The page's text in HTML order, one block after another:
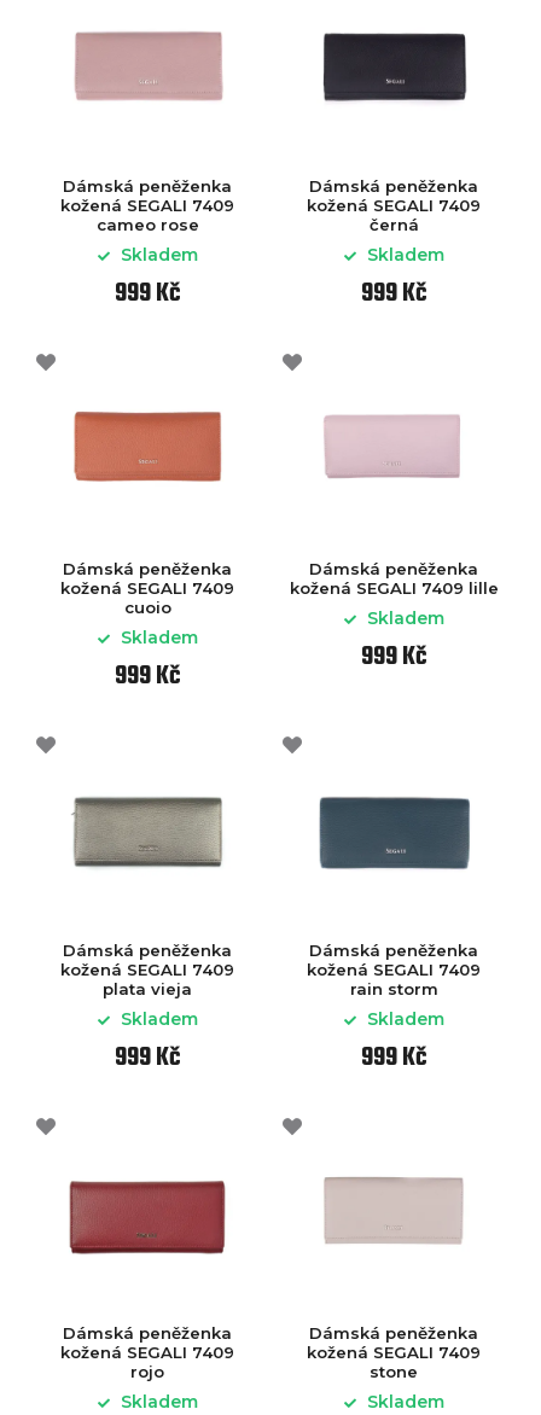
Dámská peněženka
kožená SEGALI 7409
cameo rose
Skladem
999 Kč
Dámská peněženka
kožená SEGALI 7409
černá
Skladem
999 Kč
Dámská peněženka
kožená SEGALI 7409
cuoio
Skladem
999 Kč
Dámská peněženka
kožená SEGALI 7409 lille
Skladem
999 Kč
Dámská peněženka
kožená SEGALI 7409
plata vieja
Skladem
999 Kč
Dámská peněženka
kožená SEGALI 7409
rain storm
Skladem
999 Kč
Dámská peněženka
kožená SEGALI 7409
rojo
Skladem
Dámská peněženka
kožená SEGALI 7409
stone
Skladem